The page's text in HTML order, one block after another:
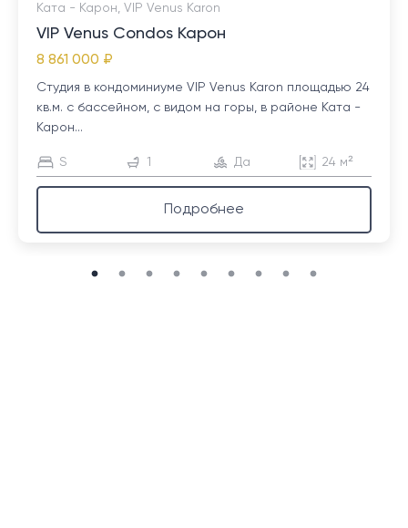
Ката - Карон, VIP Venus Karon
VIP Venus Condos Карон
8 861 000 ₽
Студия в кондоминиуме VIP Venus Karon площадью 24
кв.м. с бассейном, с видом на горы, в районе Ката -
Карон...
S 1 Да 24 м²
Подробнее